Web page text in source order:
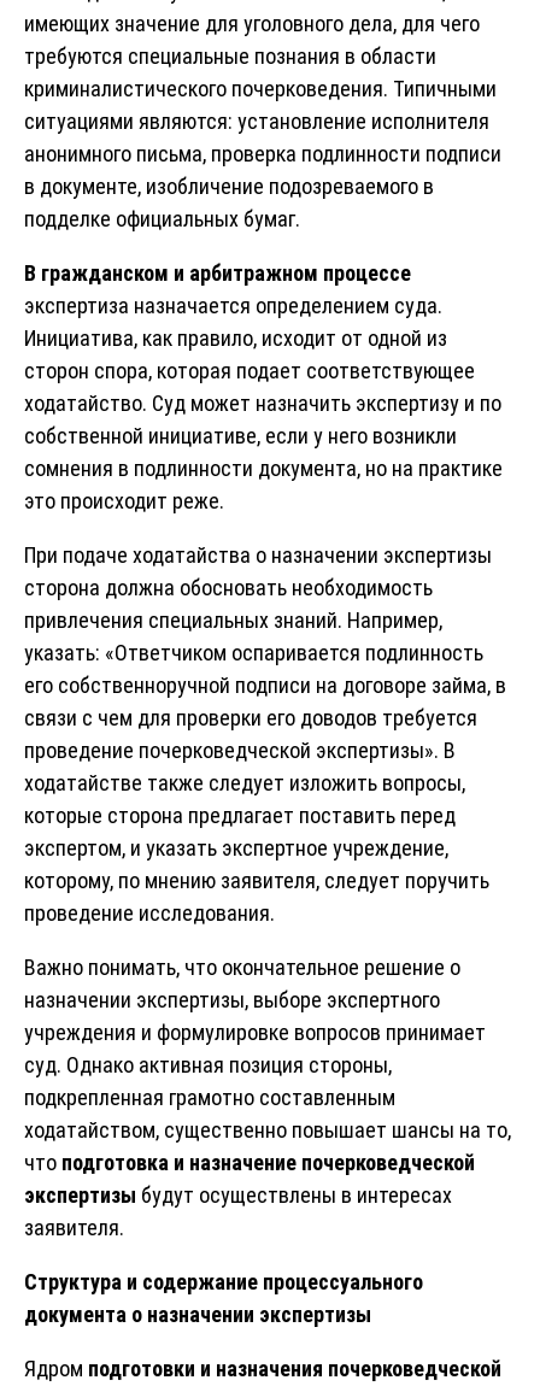
имеющих значение для уголовного дела, для чего
требуются специальные познания в области
криминалистического почерковедения. Типичными
ситуациями являются: установление исполнителя
анонимного письма, проверка подлинности подписи
в документе, изобличение подозреваемого в
подделке официальных бумаг.
В гражданском и арбитражном процессе
экспертиза назначается определением суда.
Инициатива, как правило, исходит от одной из
сторон спора, которая подает соответствующее
ходатайство. Суд может назначить экспертизу и по
собственной инициативе, если у него возникли
сомнения в подлинности документа, но на практике
это происходит реже.
При подаче ходатайства о назначении экспертизы
сторона должна обосновать необходимость
привлечения специальных знаний. Например,
указать: «Ответчиком оспаривается подлинность
его собственноручной подписи на договоре займа, в
связи с чем для проверки его доводов требуется
проведение почерковедческой экспертизы». В
ходатайстве также следует изложить вопросы,
которые сторона предлагает поставить перед
экспертом, и указать экспертное учреждение,
которому, по мнению заявителя, следует поручить
проведение исследования.
Важно понимать, что окончательное решение о
назначении экспертизы, выборе экспертного
учреждения и формулировке вопросов принимает
суд. Однако активная позиция стороны,
подкрепленная грамотно составленным
ходатайством, существенно повышает шансы на то,
что подготовка и назначение почерковедческой
экспертизы будут осуществлены в интересах
заявителя.
Структура и содержание процессуального
документа о назначении экспертизы
Ядром подготовки и назначения почерковедческой